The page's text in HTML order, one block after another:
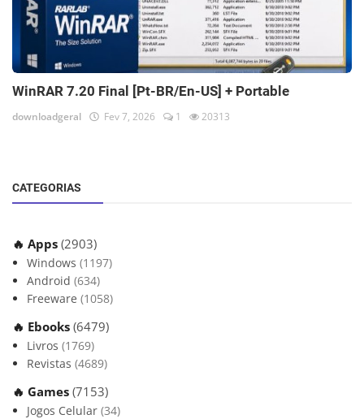
WinRAR 7.20 Final [Pt-BR/En-US] + Portable
downloadgeral Fev 7, 2026 1 20313
CATEGORIAS
🔥 Apps (2903)
Windows (1197)
Android (634)
Freeware (1058)
🔥 Ebooks (6479)
Livros (1769)
Revistas (4689)
🔥 Games (7153)
Jogos Celular (34)